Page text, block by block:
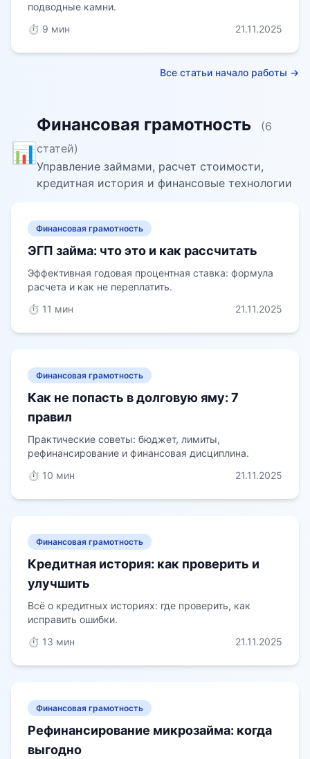
подводные камни.
⏱️ 9 мин
21.11.2025
Все статьи начало работы →
📊
Финансовая грамотность
(6
статей)
Управление займами, расчет стоимости,
кредитная история и финансовые технологии
Финансовая грамотность
ЭГП займа: что это и как рассчитать
Эффективная годовая процентная ставка: формула
расчета и как не переплатить.
⏱️ 11 мин
21.11.2025
Финансовая грамотность
Как не попасть в долговую яму: 7
правил
Практические советы: бюджет, лимиты,
рефинансирование и финансовая дисциплина.
⏱️ 10 мин
21.11.2025
Финансовая грамотность
Кредитная история: как проверить и
улучшить
Всё о кредитных историях: где проверить, как
исправить ошибки.
⏱️ 13 мин
21.11.2025
Финансовая грамотность
Рефинансирование микрозайма: когда
выгодно